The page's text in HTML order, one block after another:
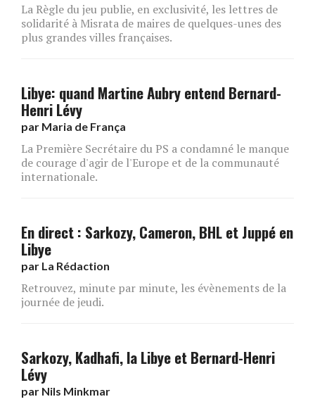
La Règle du jeu publie, en exclusivité, les lettres de
solidarité à Misrata de maires de quelques-unes des
plus grandes villes françaises.
Libye: quand Martine Aubry entend Bernard-
Henri Lévy
par Maria de França
La Première Secrétaire du PS a condamné le manque
de courage d'agir de l'Europe et de la communauté
internationale.
En direct : Sarkozy, Cameron, BHL et Juppé en
Libye
par La Rédaction
Retrouvez, minute par minute, les évènements de la
journée de jeudi.
Sarkozy, Kadhafi, la Libye et Bernard-Henri
Lévy
par Nils Minkmar